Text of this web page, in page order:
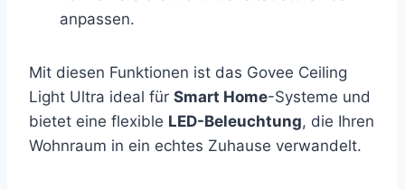
anpassen.
Mit diesen Funktionen ist das Govee Ceiling
Light Ultra ideal für Smart Home-Systeme und
bietet eine flexible LED-Beleuchtung, die Ihren
Wohnraum in ein echtes Zuhause verwandelt.